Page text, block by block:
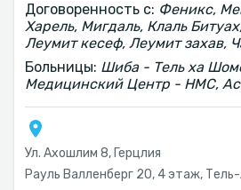
Договоренность с: Феникс,
Харель, Мигдаль, Клаль
Леумит кесеф, Леумит захав,
Больницы: Шиба - Тель ха
Медицинский Центр - HMC,
Ул. Ахошлим 8, Герцлия
Рауль Валленберг 20, 4 этаж,